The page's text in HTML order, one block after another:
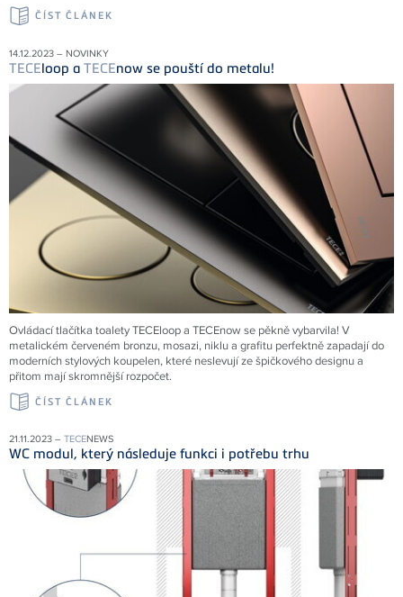
ČÍST ČLÁNEK
14.12.2023 – NOVINKY
TECEloop a TECEnow se pouští do metalu!
Ovládací tlačítka toalety TECEloop a TECEnow se pěkně vybarvila! V
metalickém červeném bronzu, mosazi, niklu a grafitu perfektně zapadají do
moderních stylových koupelen, které neslevují ze špičkového designu a
přitom mají skromnější rozpočet.
ČÍST ČLÁNEK
21.11.2023 – TECENEWS
WC modul, který následuje funkci i potřebu trhu